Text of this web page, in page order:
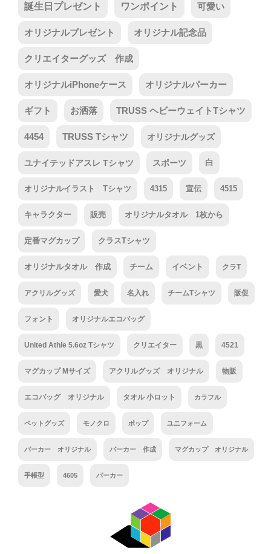
誕生日プレゼント ワンポイント 可愛い
オリジナルプレゼント オリジナル記念品
クリエイターグッズ 作成
オリジナルiPhoneケース オリジナルパーカー
ギフト お洒落 TRUSS ヘビーウェイトTシャツ
4454 TRUSS Tシャツ オリジナルグッズ
ユナイテッドアスレ Tシャツ スポーツ 白
オリジナルイラスト Tシャツ 4315 宣伝 4515
キャラクター 販売 オリジナルタオル 1枚から
定番マグカップ クラスTシャツ
オリジナルタオル 作成 チーム イベント クラT
アクリルグッズ 愛犬 名入れ チームTシャツ 販促
フォント オリジナルエコバッグ
United Athle 5.6oz Tシャツ クリエイター 黒 4521
マグカップ Mサイズ アクリルグッズ オリジナル 物販
エコバッグ オリジナル タオル 小ロット カラフル
ペットグッズ モノクロ ポップ ユニフォーム
パーカー オリジナル パーカー 作成 マグカップ オリジナル
手帳型 4605 パーカー